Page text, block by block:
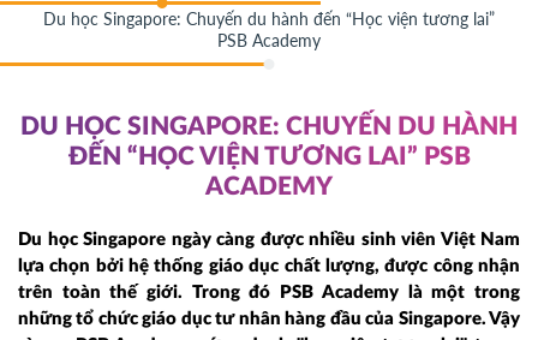
Du học Singapore: Chuyến du hành đến “Học viện tương lai”
PSB Academy
DU HỌC SINGAPORE: CHUYẾN DU HÀNH
ĐẾN “HỌC VIỆN TƯƠNG LAI” PSB
ACADEMY
Du học Singapore ngày càng được nhiều sinh viên Việt Nam
lựa chọn bởi hệ thống giáo dục chất lượng, được công nhận
trên toàn thế giới. Trong đó PSB Academy là một trong
những tổ chức giáo dục tư nhân hàng đầu của Singapore. Vậy